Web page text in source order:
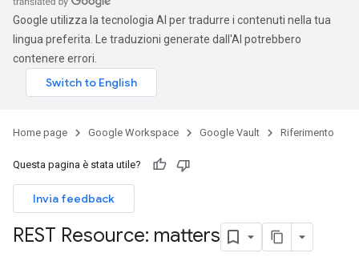
Google utilizza la tecnologia AI per tradurre i contenuti nella tua
lingua preferita. Le traduzioni generate dall'AI potrebbero
contenere errori.
Home page Google Workspace Google Vault Riferimento
Questa pagina è stata utile?
Invia feedback
REST Resource: matters